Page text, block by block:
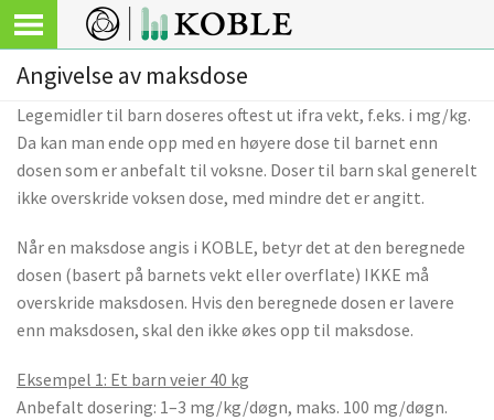
Angivelse av maksdose
Legemidler til barn doseres oftest ut ifra vekt, f.eks. i mg/kg.
Da kan man ende opp med en høyere dose til barnet enn
dosen som er anbefalt til voksne. Doser til barn skal generelt
ikke overskride voksen dose, med mindre det er angitt.
Når en maksdose angis i KOBLE, betyr det at den beregnede
dosen (basert på barnets vekt eller overflate) IKKE må
overskride maksdosen. Hvis den beregnede dosen er lavere
enn maksdosen, skal den ikke økes opp til maksdose.
Eksempel 1: Et barn veier 40 kg
Anbefalt dosering: 1–3 mg/kg/døgn, maks. 100 mg/døgn.